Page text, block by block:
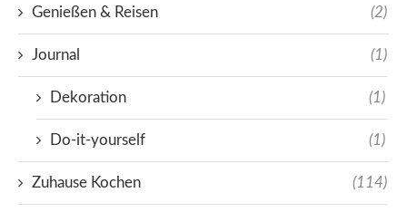
Genießen & Reisen (2)
Journal (1)
Dekoration (1)
Do-it-yourself (1)
Zuhause Kochen (114)